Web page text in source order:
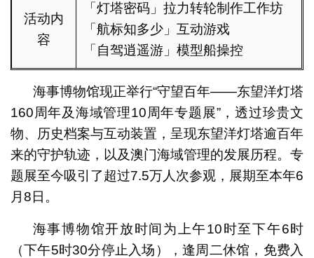
活动内
容
「灯塔密码」拉力转轮制作工作坊
「航标知多少」互动游戏
「自驾逍遥游」模型船操控
海事博物馆现正举行“守望百年——东望洋灯塔
160周年及海域管理10周年专题展”，透过珍贵文
物、历史档案与互动装置，呈现东望洋灯塔逾百年
来的守护轨迹，以及澳门海域管理的发展历程。专
题展至今吸引了超过7.5万人次参观，展期至本年6
月8日。
海事博物馆开放时间为上午10时至下午6时
（下午5时30分停止入场），逢周二休馆，免费入